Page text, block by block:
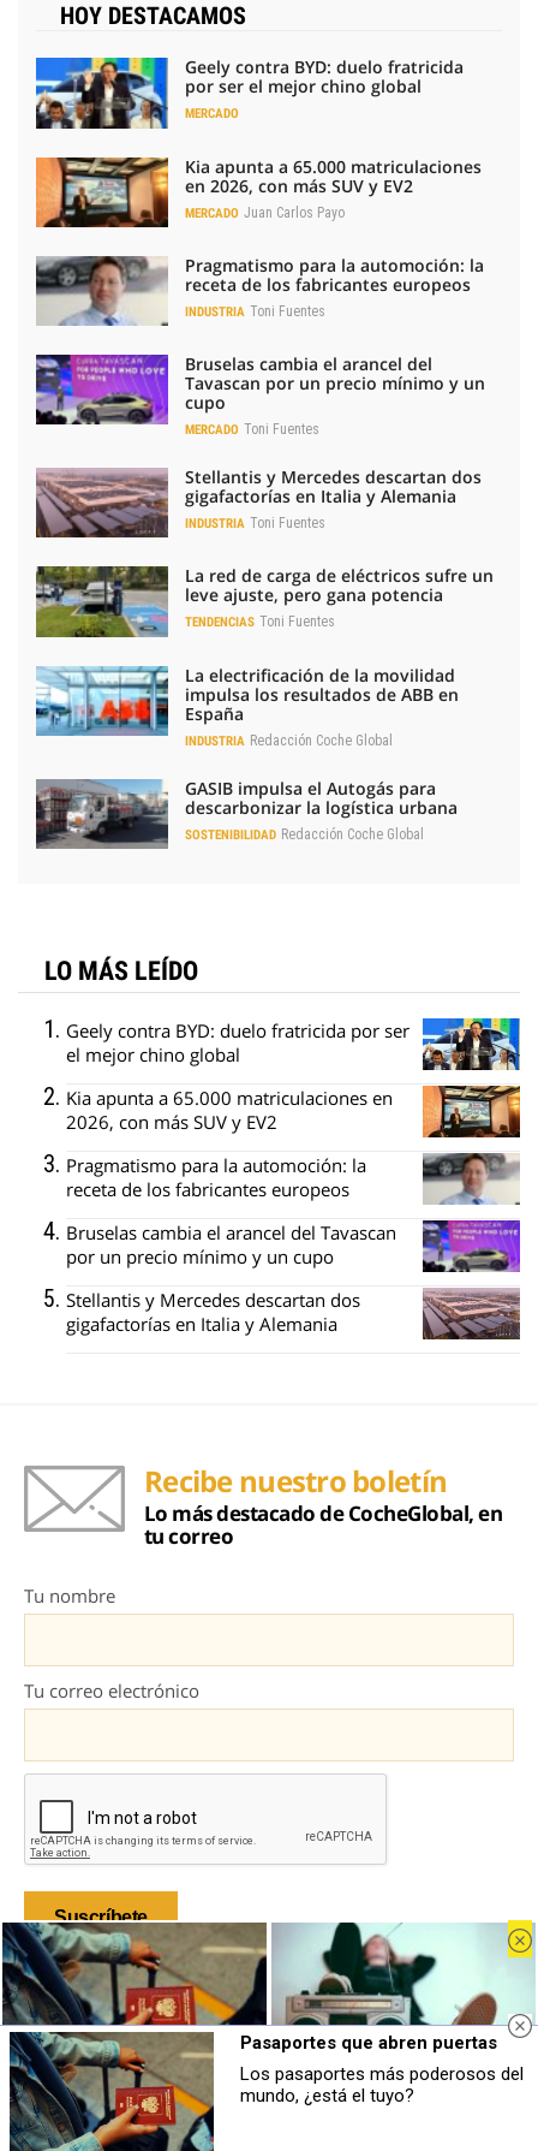
HOY DESTACAMOS
Geely contra BYD: duelo fratricida
por ser el mejor chino global
MERCADO
Kia apunta a 65.000 matriculaciones
en 2026, con más SUV y EV2
MERCADO Juan Carlos Payo
Pragmatismo para la automoción: la
receta de los fabricantes europeos
INDUSTRIA Toni Fuentes
Bruselas cambia el arancel del
Tavascan por un precio mínimo y un
cupo
MERCADO Toni Fuentes
Stellantis y Mercedes descartan dos
gigafactorías en Italia y Alemania
INDUSTRIA Toni Fuentes
La red de carga de eléctricos sufre un
leve ajuste, pero gana potencia
TENDENCIAS Toni Fuentes
La electrificación de la movilidad
impulsa los resultados de ABB en
España
INDUSTRIA Redacción Coche Global
GASIB impulsa el Autogás para
descarbonizar la logística urbana
SOSTENIBILIDAD Redacción Coche Global
LO MÁS LEÍDO
Geely contra BYD: duelo fratricida por ser
el mejor chino global
Kia apunta a 65.000 matriculaciones en
2026, con más SUV y EV2
Pragmatismo para la automoción: la
receta de los fabricantes europeos
Bruselas cambia el arancel del Tavascan
por un precio mínimo y un cupo
Stellantis y Mercedes descartan dos
gigafactorías en Italia y Alemania
Recibe nuestro boletín
Lo más destacado de CocheGlobal, en
tu correo
Tu nombre
Tu correo electrónico
Al darte de alta aceptas la política de privacidady aceptas recibir
emails de marketing con información sobre el sector.
Pasaportes que abren puertas
Los pasaportes más poderosos del
mundo, ¿está el tuyo?
Canciones que marcan
¿Por qué recuerdas canciones viejas
Pasaportes que abren puertas
Los pasaportes más poderosos del
mundo, ¿está el tuyo?